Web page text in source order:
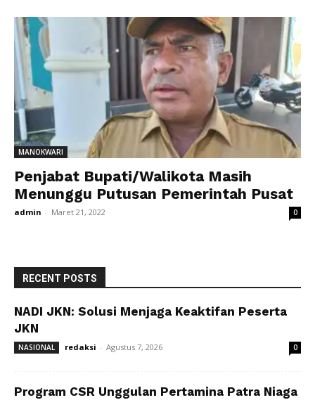
MANOKWARI
Penjabat Bupati/Walikota Masih
Menunggu Putusan Pemerintah Pusat
admin - Maret 21, 2022 0
RECENT POSTS
NADI JKN: Solusi Menjaga Keaktifan Peserta
JKN
NASIONAL redaksi - Agustus 7, 2026 0
Program CSR Unggulan Pertamina Patra Niaga